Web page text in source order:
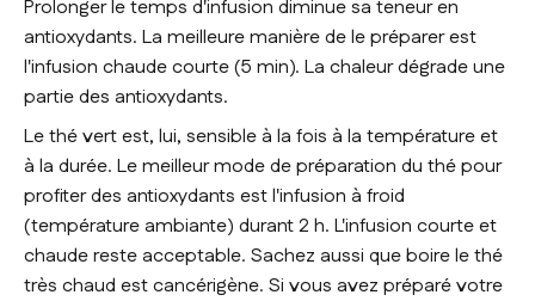
Prolonger le temps d'infusion diminue sa teneur en
antioxydants. La meilleure manière de le préparer est
l'infusion chaude courte (5 min). La chaleur dégrade une
partie des antioxydants.
Le thé vert est, lui, sensible à la fois à la température et
à la durée. Le meilleur mode de préparation du thé pour
profiter des antioxydants est l'infusion à froid
(température ambiante) durant 2 h. L'infusion courte et
chaude reste acceptable. Sachez aussi que boire le thé
très chaud est cancérigène. Si vous avez préparé votre